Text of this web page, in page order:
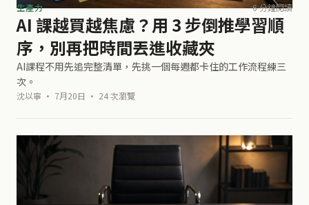
生產力 6 分鐘閱讀
AI 課越買越焦慮？用 3 步倒推學習順
序，別再把時間丟進收藏夾
AI課程不用先追完整清單，先挑一個每週都卡住的工作流程練三
次。
沈以寧 · 7月20日 · 24 次瀏覽